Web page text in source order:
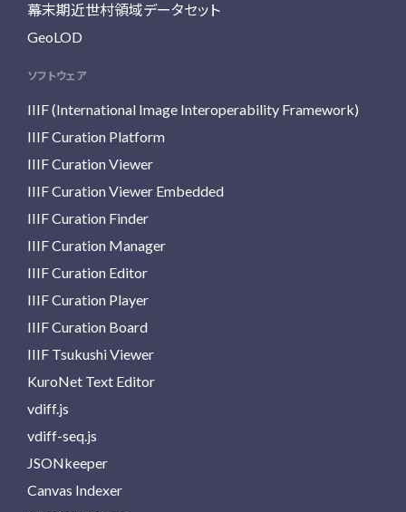
幕末期近世村領域データセット
GeoLOD
ソフトウェア
IIIF (International Image Interoperability Framework)
IIIF Curation Platform
IIIF Curation Viewer
IIIF Curation Viewer Embedded
IIIF Curation Finder
IIIF Curation Manager
IIIF Curation Editor
IIIF Curation Player
IIIF Curation Board
IIIF Tsukushi Viewer
KuroNet Text Editor
vdiff.js
vdiff-seq.js
JSONkeeper
Canvas Indexer